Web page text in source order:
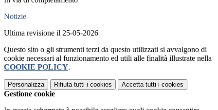
Notizie
Ultima revisione il 25-05-2026
Questo sito o gli strumenti terzi da questo utilizzati si avvalgono di
cookie necessari al funzionamento ed utili alle finalità illustrate nella
COOKIE POLICY.
Personalizza Rifiuta tutti i cookies Accetta tutti i cookies
Gestione cookie